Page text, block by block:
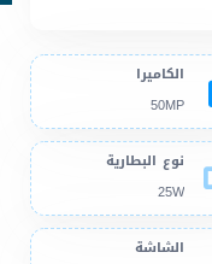
الكاميرا
50MP
نوع البطارية
25W
الشاشة